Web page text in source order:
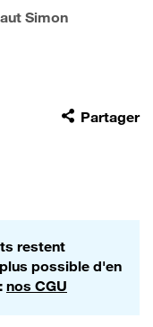
Simon
Partager
restent
possible d'en
nos CGU